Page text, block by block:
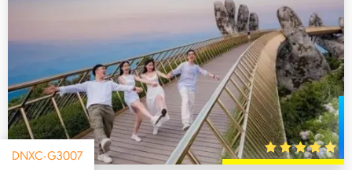
DNXC-G3007